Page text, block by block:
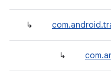
↳
↳